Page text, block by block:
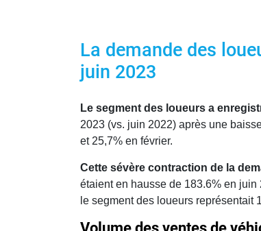
La demande des
juin 2023
Le segment des loueurs a
2023 (vs. juin 2022) après une
et 25,7% en février.
Cette sévère contraction de la
étaient en hausse de 183.6% en
le segment des loueurs représentait